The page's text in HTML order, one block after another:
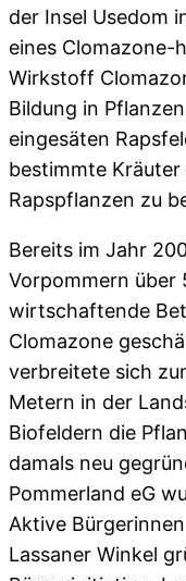
der Insel Usedom
eines Clomazone-
Wirkstoff
Bildung in
eingesäten
bestimmte
Rapspflanzen zu
Bereits im Jahr
Vorpommern über
wirtschaftende
Clomazone
verbreitete sich
Metern in der
Biofeldern die
damals neu
Pommerland eG
Aktive
Lassaner Winkel